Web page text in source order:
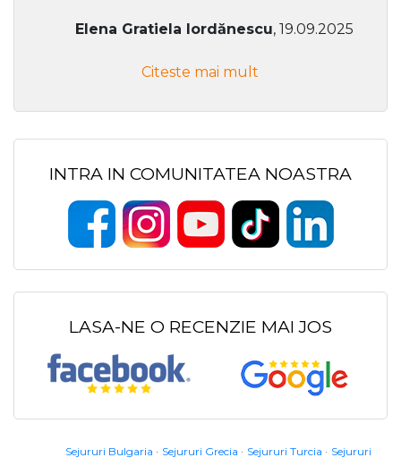
Elena Gratiela Iordănescu, 19.09.2025
Citeste mai mult
INTRA IN COMUNITATEA NOASTRA
LASA-NE O RECENZIE MAI JOS
Sejururi Bulgaria Sejururi Grecia Sejururi Turcia
Sejururi